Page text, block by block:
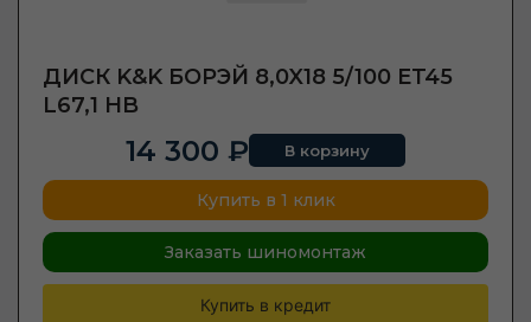
ДИСК K&K БОРЭЙ 8,0X18 5/100 ET45
L67,1 HB
14 300 ₽ В корзину
Купить в 1 клик
Заказать шиномонтаж
Купить в кредит